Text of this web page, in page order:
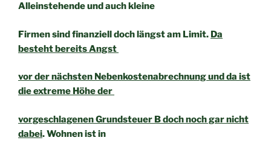
Alleinstehende und auch kleine
Firmen sind finanziell doch längst am Limit. Da
besteht bereits Angst
vor der nächsten Nebenkostenabrechnung und da ist
die extreme Höhe der
vorgeschlagenen Grundsteuer B doch noch gar nicht
dabei. Wohnen ist in